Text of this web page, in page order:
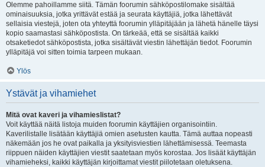
Olemme pahoillamme siitä. Tämän foorumin sähköpostilomake sisältää
ominaisuuksia, jotka yrittävät estää ja seurata käyttäjiä, jotka lähettävät
sellaisia viestejä, joten ota yhteyttä foorumin ylläpitäjään ja lähetä hänelle täysi
kopio saamastasi sähköpostista. On tärkeää, että se sisältää kaikki
otsaketiedot sähköpostista, jotka sisältävät viestin lähettäjän tiedot. Foorumin
ylläpitäjä voi sitten toimia tarpeen mukaan.
Ylös
Ystävät ja vihamiehet
Mitä ovat kaveri ja vihamieslistat?
Voit käyttää näitä listoja muiden foorumin käyttäjien organisointiin.
Kaverilistalle lisätään käyttäjiä omien asetusten kautta. Tämä auttaa nopeasti
näkemään jos he ovat paikalla ja yksityisviestien lähettämisessä. Teemasta
riippuen näiden käyttäjien viestit saatetaan myös korostaa. Jos lisäät käyttäjän
vihamieheksi, kaikki käyttäjän kirjoittamat viestit piilotetaan oletuksena.